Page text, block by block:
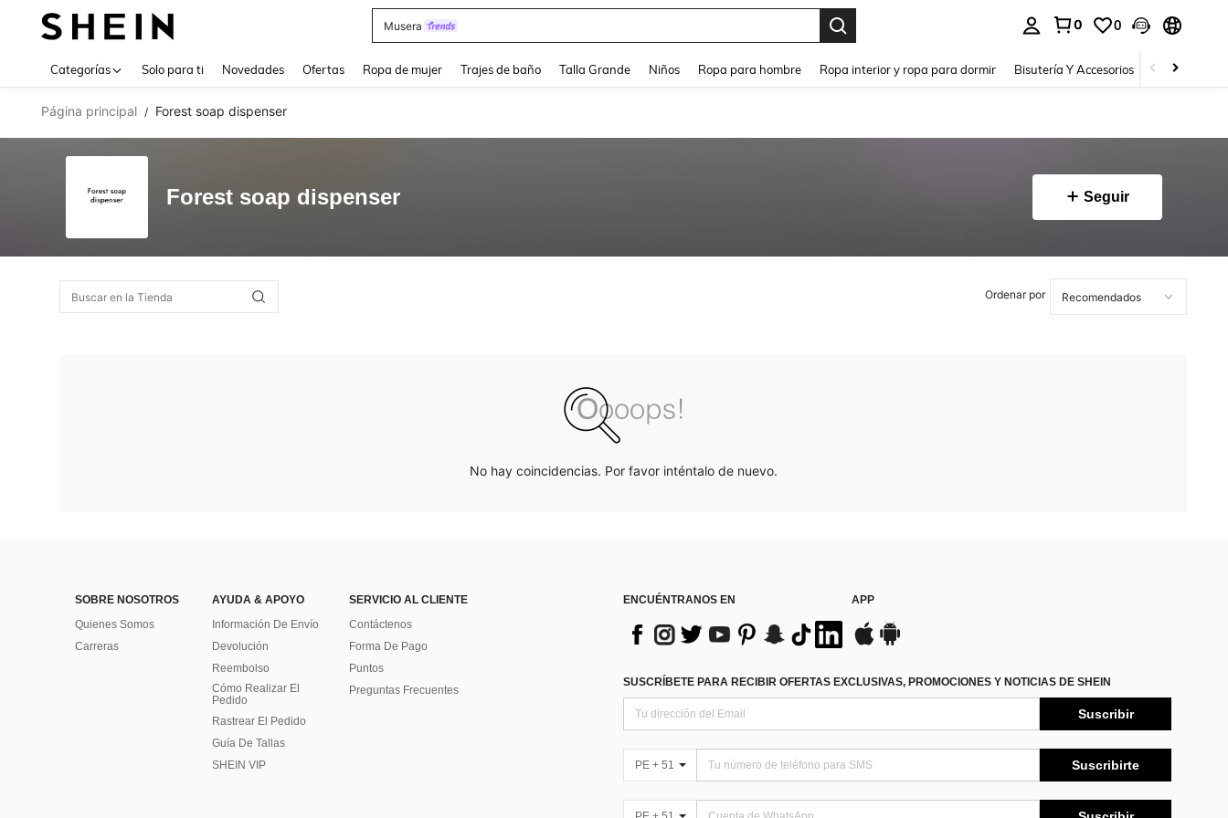
Musera
0 0
Categorías Solo para ti Novedades Ofertas Ropa de mujer Trajes de baño Talla Grande Niños Ropa para hombre Ropa interior y ropa para dormir Bisutería Y Accesorios Zapatos
Página principal / Forest soap dispenser
Forest soap dispenser Seguir
Ordenar por
No hay coincidencias. Por favor inténtalo de nuevo.
SOBRE NOSOTROS
Quienes Somos
Carreras
AYUDA & APOYO
Información De Envío
Devolución
Reembolso
Cómo Realizar El
Pedido
Rastrear El Pedido
Guía De Tallas
SHEIN VIP
SERVICIO AL CLIENTE
Contáctenos
Forma De Pago
Puntos
Preguntas Frecuentes
ENCUÉNTRANOS EN APP
SUSCRÍBETE PARA RECIBIR OFERTAS EXCLUSIVAS, PROMOCIONES Y NOTICIAS DE SHEIN
Suscribir
PE + 51 Suscribirte